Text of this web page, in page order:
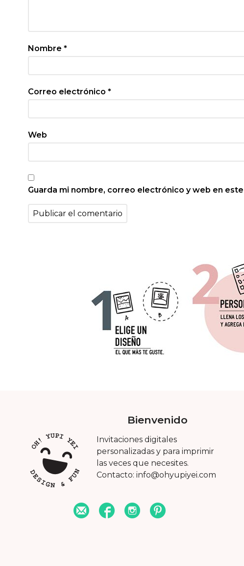
Nombre *
Correo electrónico *
Web
Guarda mi nombre, correo electrónico y web en
Bienvenido
Invitaciones digitales
personalizadas y para imprimir
las veces que necesites.
Contacto: info@ohyupiyei.com